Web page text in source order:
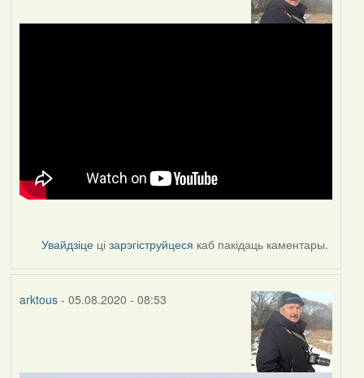
Увайдзіце цізарэгіструйцеся каб пакідаць каментары.
arktous- 05.08.2020 - 08:53